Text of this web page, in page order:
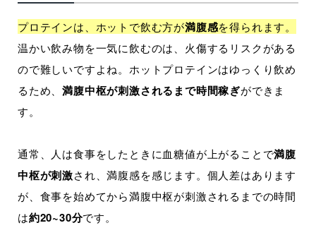
プロテインは、ホットで飲む方が満腹感を得られます。
温かい飲み物を一気に飲むのは、火傷するリスクがある
ので難しいですよね。ホットプロテインはゆっくり飲め
るため、満腹中枢が刺激されるまで時間稼ぎができま
す。
通常、人は食事をしたときに血糖値が上がることで満腹
中枢が刺激され、満腹感を感じます。個人差はあります
が、食事を始めてから満腹中枢が刺激されるまでの時間
は約20~30分です。